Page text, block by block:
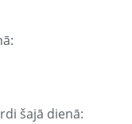
šajā dienā: